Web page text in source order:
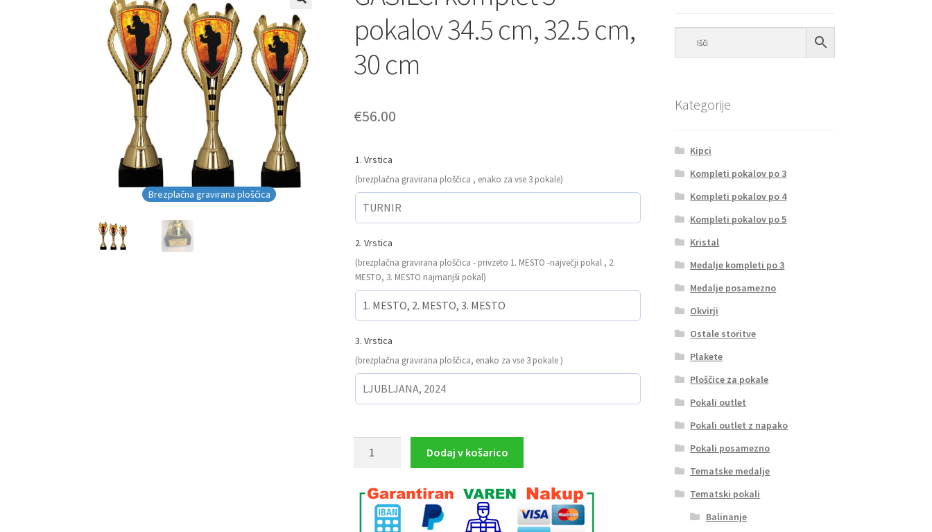
Brezplačna gravirana ploščica
pokalov 34.5 cm, 32.5 cm,
30 cm
€56.00
1. Vrstica
(brezplačna gravirana ploščica , enako za vse 3 pokale)
2. Vrstica
(brezplačna gravirana ploščica - privzeto 1. MESTO -največji pokal , 2.
MESTO, 3. MESTO najmanjši pokal)
3. Vrstica
(brezplačna gravirana ploščica, enako za vse 3 pokale )
pokalov
Dodaj v košarico
Kategorije
Kipci
Kompleti pokalov po 3
Kompleti pokalov po 4
Kompleti pokalov po 5
Kristal
Medalje kompleti po 3
Medalje posamezno
Okvirji
Ostale storitve
Plakete
Ploščice za pokale
Pokali outlet
Pokali outlet z napako
Pokali posamezno
Tematske medalje
Tematski pokali
Balinanje